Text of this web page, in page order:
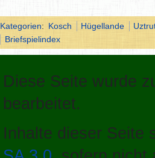
Kategorien: Kosch Hügellande
Briefspielindex
Diese Seite wurde
bearbeitet.
Inhalte dieser Seite